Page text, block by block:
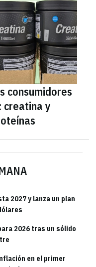
2027 y lanza un plan
2026 tras un sólido
en el primer
consumidores
creatina y